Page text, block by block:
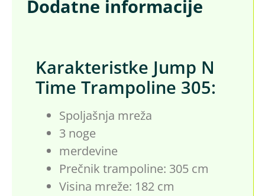
Dodatne informacije
Karakteristke Jump N
Time Trampoline 305:
Spoljašnja mreža
3 noge
merdevine
Prečnik trampoline: 305 cm
Visina mreže: 182 cm